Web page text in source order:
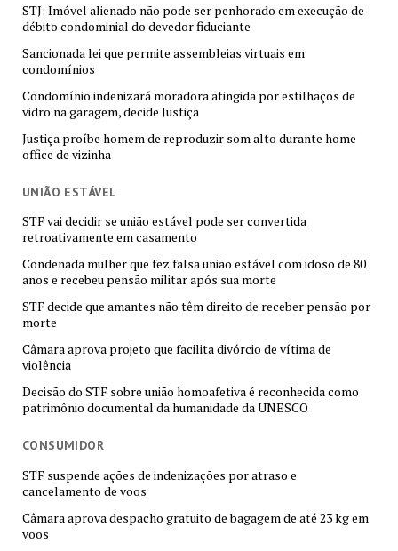
STJ: Imóvel alienado não pode ser penhorado em execução de
débito condominial do devedor fiduciante
Sancionada lei que permite assembleias virtuais em
condomínios
Condomínio indenizará moradora atingida por estilhaços de
vidro na garagem, decide Justiça
Justiça proíbe homem de reproduzir som alto durante home
office de vizinha
UNIÃO ESTÁVEL
STF vai decidir se união estável pode ser convertida
retroativamente em casamento
Condenada mulher que fez falsa união estável com idoso de 80
anos e recebeu pensão militar após sua morte
STF decide que amantes não têm direito de receber pensão por
morte
Câmara aprova projeto que facilita divórcio de vítima de
violência
Decisão do STF sobre união homoafetiva é reconhecida como
patrimônio documental da humanidade da UNESCO
CONSUMIDOR
STF suspende ações de indenizações por atraso e
cancelamento de voos
Câmara aprova despacho gratuito de bagagem de até 23 kg em
voos